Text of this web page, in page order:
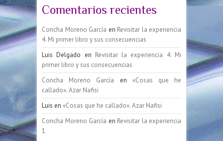
Comentarios recientes
Concha Moreno García en Revisitar la experiencia
4. Mi primer libro y sus consecuencias
Luis Delgado en Revisitar la experiencia 4. Mi
primer libro y sus consecuencias
Concha Moreno García en «Cosas que he
callado». Azar Nafisi
Luis en «Cosas que he callado». Azar Nafisi
Concha Moreno García en Revisitar la experiencia
1